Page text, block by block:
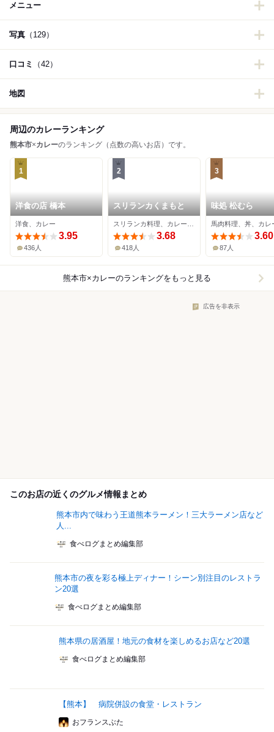
メニュー
写真 （129）
口コミ （42）
地図
周辺のカレーランキング
熊本市×カレーのランキング（点数の高いお店）です。
1
洋食の店 橋本
洋食、カレー
3.95
436人
2
スリランカくまもと
3.68
418人
3
味処 松むら
馬肉料理、丼、カレ
3.60
87人
熊本市×カレーのランキングをもっと見る
広告を非表示
このお店の近くのグルメ情報まとめ
熊本市内で味わう王道熊本ラーメン！三大ラーメン店など
人...
食べログまとめ編集部
熊本市の夜を彩る極上ディナー！シーン別注目のレストラ
ン20選
食べログまとめ編集部
熊本県の居酒屋！地元の食材を楽しめるお店など20選
食べログまとめ編集部
【熊本】 病院併設の食堂・レストラン
おフランスぶた